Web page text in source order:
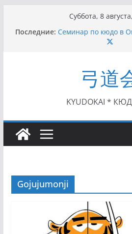
содержимому
Суббота, 8
Последние: Семинар по кюдо в
Чемпионат Росcии,
II Кубок Посла
Орёл (25.07.2021)
I этап Кубка
Сейдокан II
弓道
KYUDOKAI *
Gojujumonji